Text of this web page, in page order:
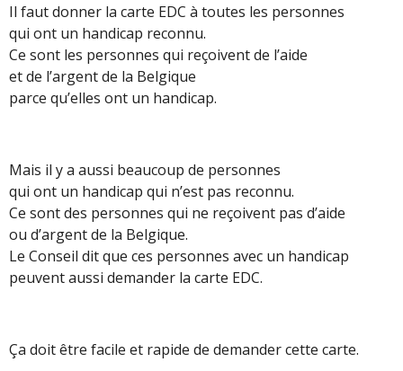
Il faut donner la carte EDC à toutes les personnes
qui ont un handicap reconnu.
Ce sont les personnes qui reçoivent de l’aide
et de l’argent de la Belgique
parce qu’elles ont un handicap.
Mais il y a aussi beaucoup de personnes
qui ont un handicap qui n’est pas reconnu.
Ce sont des personnes qui ne reçoivent pas d’aide
ou d’argent de la Belgique.
Le Conseil dit que ces personnes avec un handicap
peuvent aussi demander la carte EDC.
Ça doit être facile et rapide de demander cette carte.